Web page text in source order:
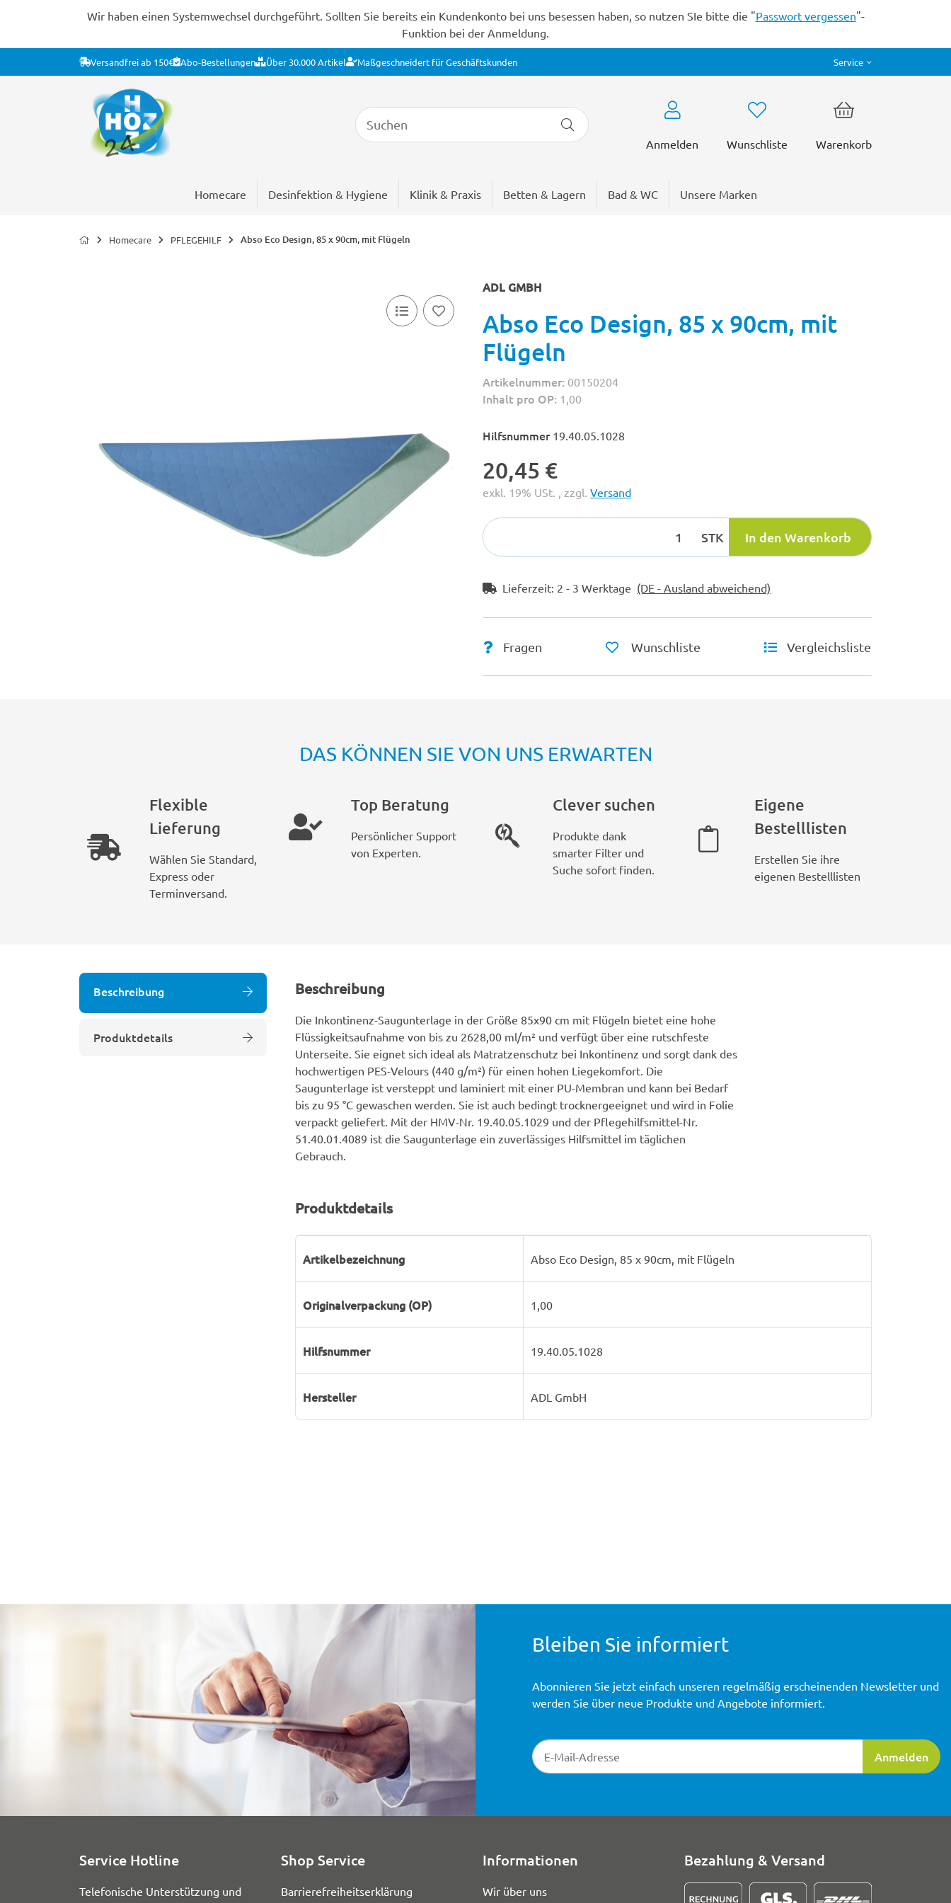
Wir haben einen Systemwechsel durchgeführt. Sollten Sie bereits ein Kundenkonto bei uns besessen haben, so nutzen SIe bitte die "Passwort vergessen"-
Funktion bei der Anmeldung.
Versandfrei ab 150€ Abo-Bestellungen Über 30.000 Artikel Maßgeschneidert für Geschäftskunden Service
Anmelden Wunschliste Warenkorb
Homecare Desinfektion & Hygiene Klinik & Praxis Betten & Lagern Bad & WC Unsere Marken
Homecare PFLEGEHILF Abso Eco Design, 85 x 90cm, mit Flügeln
ADL GMBH
Abso Eco Design, 85 x 90cm, mit
Flügeln
Artikelnummer: 00150204
Inhalt pro OP: 1,00
Hilfsnummer 19.40.05.1028
20,45 €
exkl. 19% USt. , zzgl. Versand
STK In den Warenkorb
Lieferzeit: 2 - 3 Werktage (DE - Ausland abweichend)
Fragen Wunschliste Vergleichsliste
DAS KÖNNEN SIE VON UNS ERWARTEN
Flexible
Lieferung
Wählen Sie Standard,
Express oder
Terminversand.
Top Beratung
Persönlicher Support
von Experten.
Clever suchen
Produkte dank
smarter Filter und
Suche sofort finden.
Eigene
Bestelllisten
Erstellen Sie ihre
eigenen Bestelllisten
Beschreibung
Produktdetails
Beschreibung
Die Inkontinenz-Saugunterlage in der Größe 85x90 cm mit Flügeln bietet eine hohe
Flüssigkeitsaufnahme von bis zu 2628,00 ml/m² und verfügt über eine rutschfeste
Unterseite. Sie eignet sich ideal als Matratzenschutz bei Inkontinenz und sorgt dank des
hochwertigen PES-Velours (440 g/m²) für einen hohen Liegekomfort. Die
Saugunterlage ist versteppt und laminiert mit einer PU-Membran und kann bei Bedarf
bis zu 95 °C gewaschen werden. Sie ist auch bedingt trocknergeeignet und wird in Folie
verpackt geliefert. Mit der HMV-Nr. 19.40.05.1029 und der Pflegehilfsmittel-Nr.
51.40.01.4089 ist die Saugunterlage ein zuverlässiges Hilfsmittel im täglichen
Gebrauch.
Produktdetails
Artikelbezeichnung Abso Eco Design, 85 x 90cm, mit Flügeln
Originalverpackung (OP) 1,00
Hilfsnummer 19.40.05.1028
Hersteller ADL GmbH
Bleiben Sie informiert
Newsletter-Registrierung
Anmelden
Abonnieren Sie jetzt einfach unseren regelmäßig erscheinenden Newsletter und
werden Sie über neue Produkte und Angebote informiert.
Service Hotline
Telefonische Unterstützung und
Shop Service
Barrierefreiheitserklärung
Informationen
Wir über uns
Bezahlung & Versand